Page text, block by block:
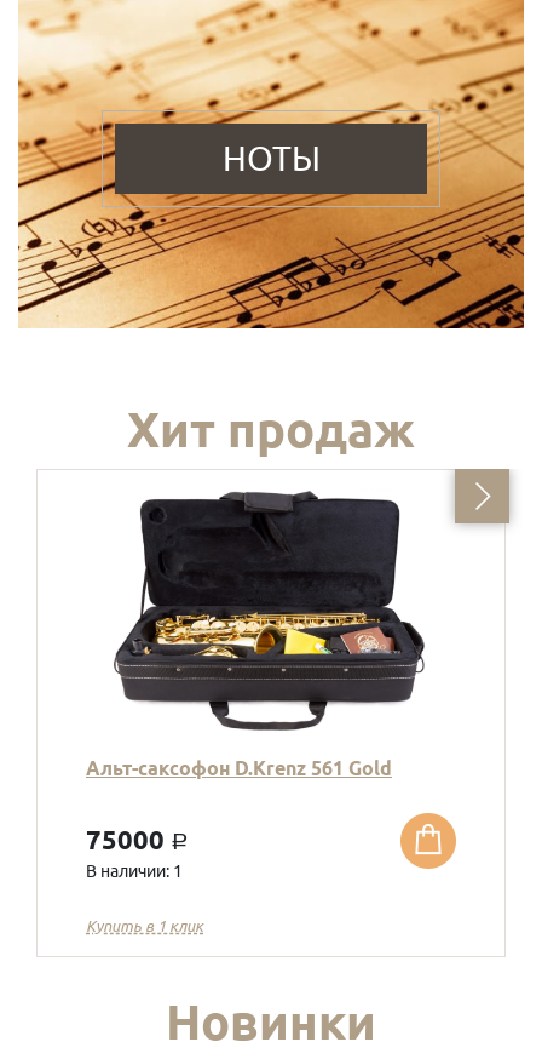
НОТЫ
Хит продаж
Альт-саксофон D.Krenz 561 Gold
75000 a
В наличии: 1
Купить в 1 клик
Новинки